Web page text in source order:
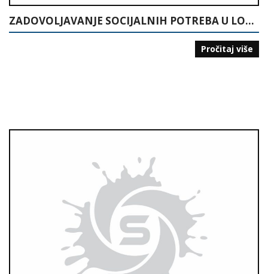
ZADOVOLJAVANJE SOCIJALNIH POTREBA U LOKALNOJ ZAJEDNICI
Pročitaj više